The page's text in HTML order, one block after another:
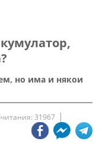
но има и някои
31967